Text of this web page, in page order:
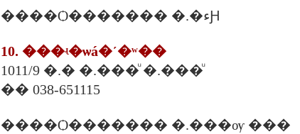
����Ѻ������� �.�ءԨ
10. ���ʵ�ѡá�ʹ�ʷ��
1011/9 �.� �.���ͧ �.���ͧ
�� 038-651115
����Ѻ������� �.���ѹ ���